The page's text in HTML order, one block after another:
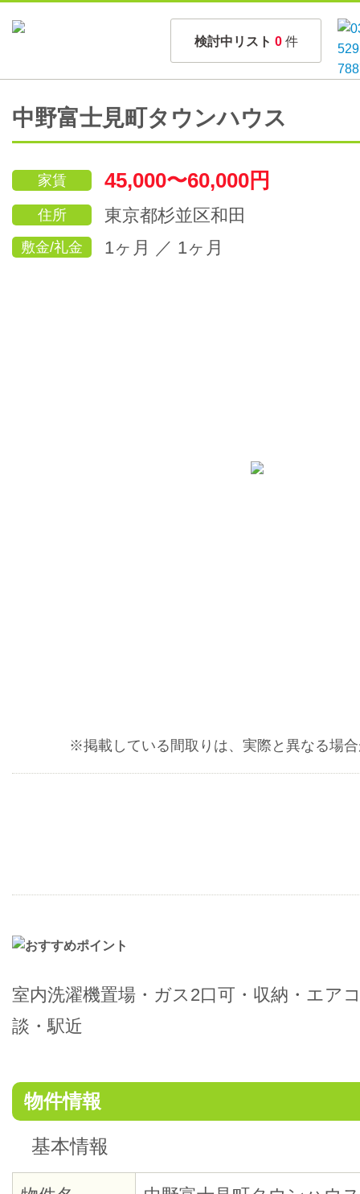
検討中リスト 0 件
中野富士見町タウンハウス
家賃 45,000〜60,000円
住所 東京都杉並区和田
敷金/礼金 1ヶ月 ／ 1ヶ月
※掲載している間取りは、実際と異なる場
室内洗濯機置場・ガス2口可・収納・エア
談・駅近
物件情報
基本情報